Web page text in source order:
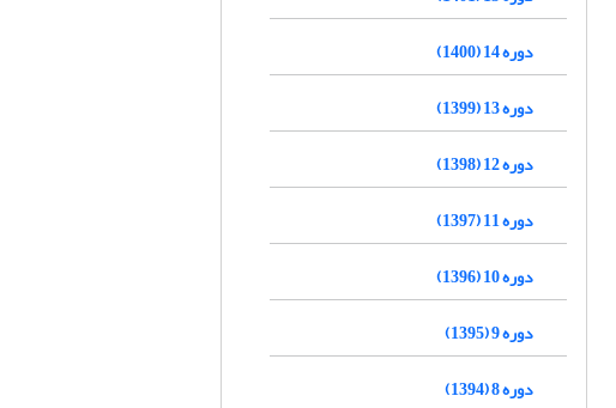
دوره 14 (1400)
دوره 13 (1399)
دوره 12 (1398)
دوره 11 (1397)
دوره 10 (1396)
دوره 9 (1395)
دوره 8 (1394)